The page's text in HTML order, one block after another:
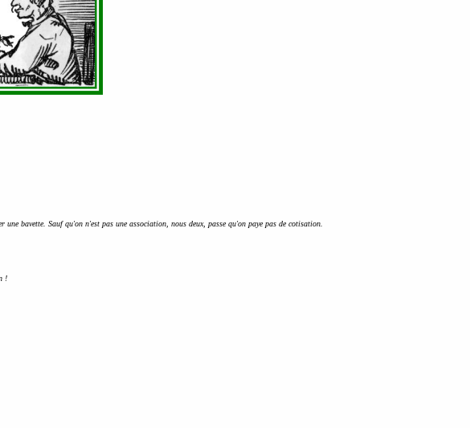
bavette. Sauf qu'on n'est pas une association, nous deux, passe qu'on paye pas de cotisation.
!